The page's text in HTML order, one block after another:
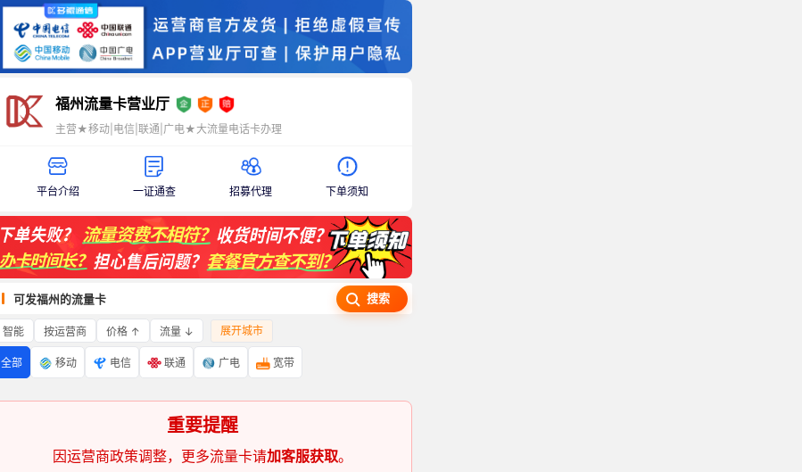
福州流量卡营业厅
主营★移动|电信|联通|广电★大流量电话卡办理
平台介绍 一证通查 招募代理 下单须知
可发福州的流量卡 搜索
智能 按运营商 价格 ↑ 流量 ↓ 展开城市
全部 移动 电信 联通 广电 宽带
重要提醒
因运营商政策调整，更多流量卡请加客服获取。